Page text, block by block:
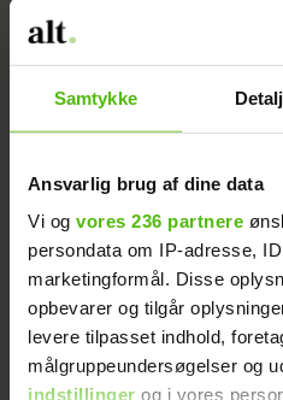
Samtykke
Ansvarlig brug af dine data
Vi og vores 236 partnere
persondata om IP-adresse,
marketingformål. Disse
opbevarer og tilgår
levere tilpasset indhold,
målgruppeundersøgelser og
indstillinger og i vores